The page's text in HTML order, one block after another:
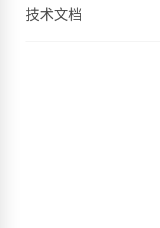
技术文档